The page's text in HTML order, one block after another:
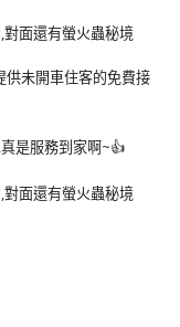
供未開車住客的免費接
是服務到家啊~👍